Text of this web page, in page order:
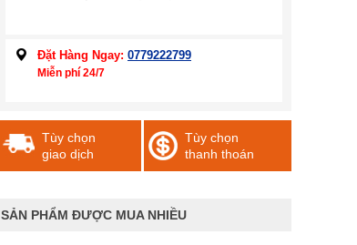
Đặt Hàng Ngay: 0779222799
Miễn phí 24/7
Tùy chọn
giao dịch
Tùy chọn
thanh thoán
SẢN PHẨM ĐƯỢC MUA NHIỀU